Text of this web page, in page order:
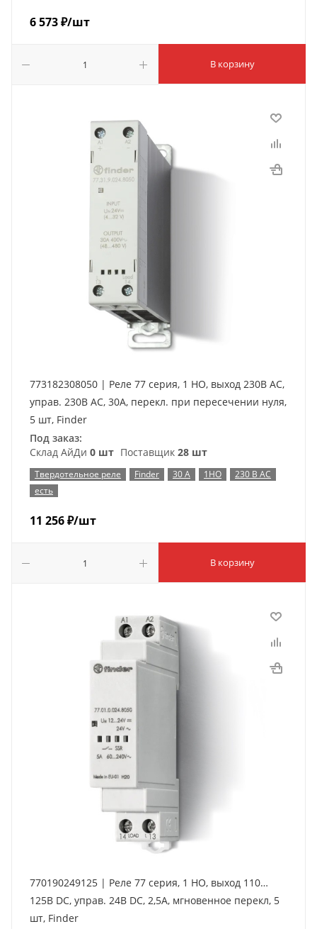
6 573₽/шт
В корзину
773182308050 | Реле 77 серия, 1 НО, выход 230В AC,
управ. 230В AC, 30A, перекл. при пересечении нуля,
5 шт, Finder
Под заказ:
Склад АйДи 0 шт Поставщик 28 шт
Твердотельное реле Finder 30 А 1НО
230 В AC
есть
11 256₽/шт
В корзину
770190249125 | Реле 77 серия, 1 НО, выход 110…
125В DC, управ. 24В DC, 2,5А, мгновенное перекл, 5
шт, Finder